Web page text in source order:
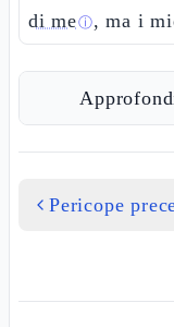
di meⓘ, ma i
Pericope